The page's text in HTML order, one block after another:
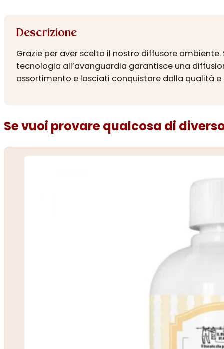
Descrizione
Grazie per aver scelto il nostro diffusore
tecnologia all’avanguardia garantisce una
assortimento e lasciati conquistare dalla qualità
Se vuoi provare qualcosa di